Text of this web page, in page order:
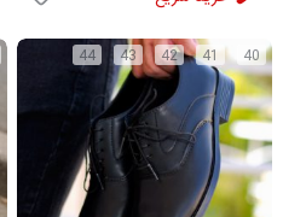
40
41
42
43
44